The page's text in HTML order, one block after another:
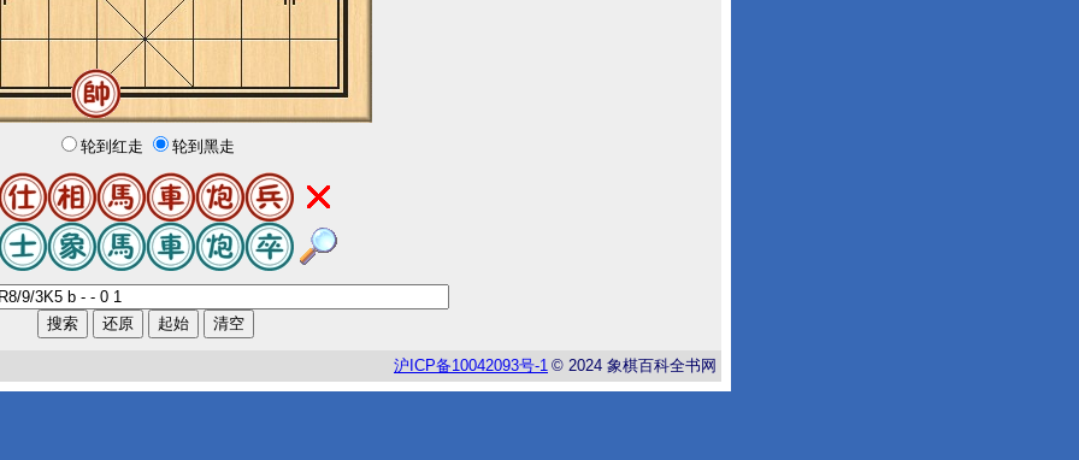
轮到红走 轮到黑走
沪 ICP备10042093号-1 © 2024 象棋百科全书网